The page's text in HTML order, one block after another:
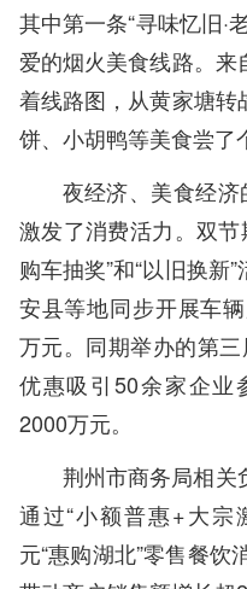
其中第一条“寻味忆旧·
爱的烟火美食线路。
着线路图，从黄家塘
饼、小胡鸭等美食尝了
夜经济、美食经济
激发了消费活力。双节
购车抽奖”和“以旧换新
安县等地同步开展车
万元。同期举办的第
优惠吸引50余家企业
2000万元。
荆州市商务局相关
通过“小额普惠+大宗
元“惠购湖北”零售餐饮